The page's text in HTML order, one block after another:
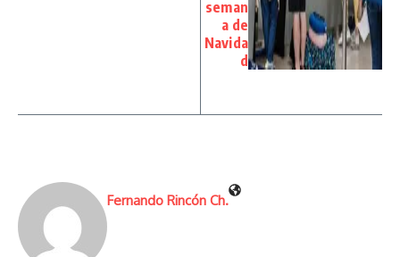
seman
a de
Navida
d
Fernando Rincón Ch.